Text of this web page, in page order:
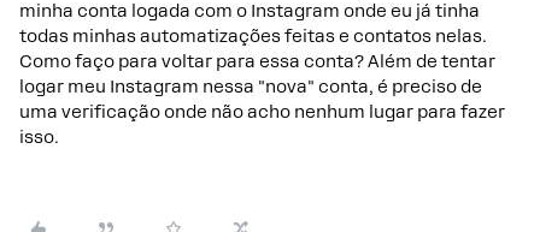
minha conta logada com o Instagram onde eu já tinha
todas minhas automatizações feitas e contatos nelas.
Como faço para voltar para essa conta? Além de tentar
logar meu Instagram nessa "nova" conta, é preciso de
uma verificação onde não acho nenhum lugar para fazer
isso.